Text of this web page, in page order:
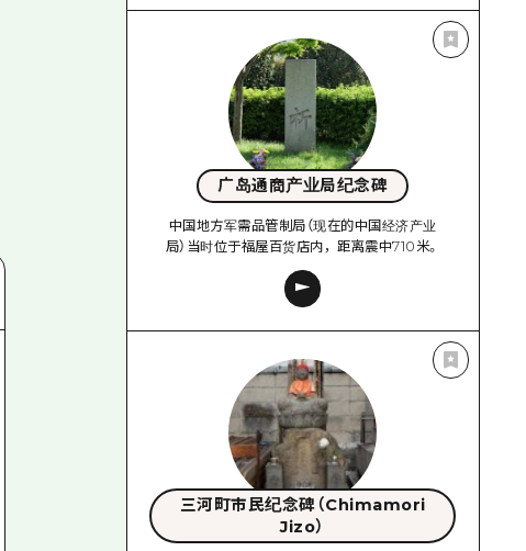
广岛通商产业局纪念碑
中国地方军需品管制局（现在的中国经济产业
局）当时位于福屋百货店内，距离震中710米。
三河町市民纪念碑（Chimamori
Jizo）